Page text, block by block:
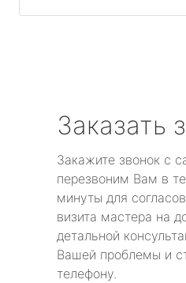
Заказать
Закажите звонок с
перезвоним Вам в
минуты для
визита мастера на
детальной
Вашей проблемы и
телефону.